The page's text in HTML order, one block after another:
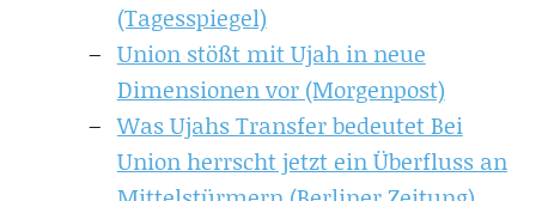
(Tagesspiegel)
Union stößt mit Ujah in neue
Dimensionen vor (Morgenpost)
Was Ujahs Transfer bedeutet Bei
Union herrscht jetzt ein Überfluss an